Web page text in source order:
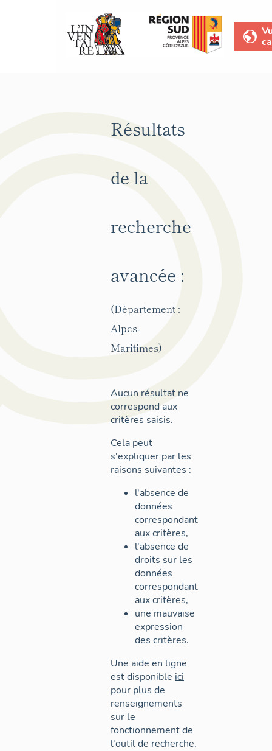
Résultats
de la
recherche
avancée :
(Département :
Alpes-
Maritimes)
Aucun résultat ne
correspond aux
critères saisis.
Cela peut
s'expliquer par les
raisons suivantes :
l'absence de
données
correspondant
aux critères,
l'absence de
droits sur les
données
correspondant
aux critères,
une mauvaise
expression
des critères.
Une aide en ligne
est disponible ici
pour plus de
renseignements
sur le
fonctionnement de
l'outil de recherche.